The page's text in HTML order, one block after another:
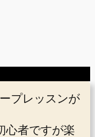
プレッスンが
心者ですが楽